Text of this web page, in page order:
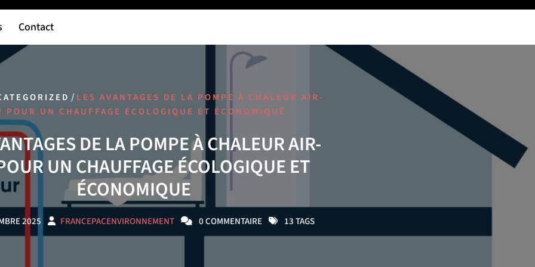
Contact
/ LES AVANTAGES DE LA POMPE À CHALEUR AIR-
POUR UN CHAUFFAGE ÉCOLOGIQUE ET ÉCONOMIQUE
DE LA POMPE À CHALEUR AIR-
UN CHAUFFAGE ÉCOLOGIQUE ET
ÉCONOMIQUE
2025 FRANCEPACENVIRONNEMENT 0 COMMENTAIRE 13 TAGS